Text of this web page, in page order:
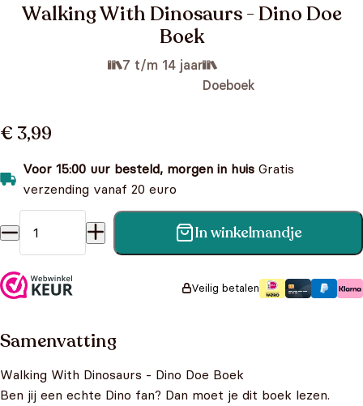
Walking With Dinosaurs - Dino Doe
Boek
7 t/m 14 jaar
Doeboek
€ 3,99
Voor 15:00 uur besteld, morgen in huis Gratis
verzending vanaf 20 euro
Walking With Dinosaurs - Dino Doe Boek aantal
In winkelmandje
Veilig betalen
Samenvatting
Walking With Dinosaurs - Dino Doe Boek
Ben jij een echte Dino fan? Dan moet je dit boek lezen.